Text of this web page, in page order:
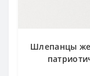
Шлепанцы